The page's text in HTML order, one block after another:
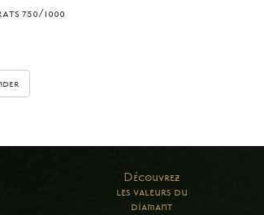
750/1000
Découvrez
les valeurs du
diamant